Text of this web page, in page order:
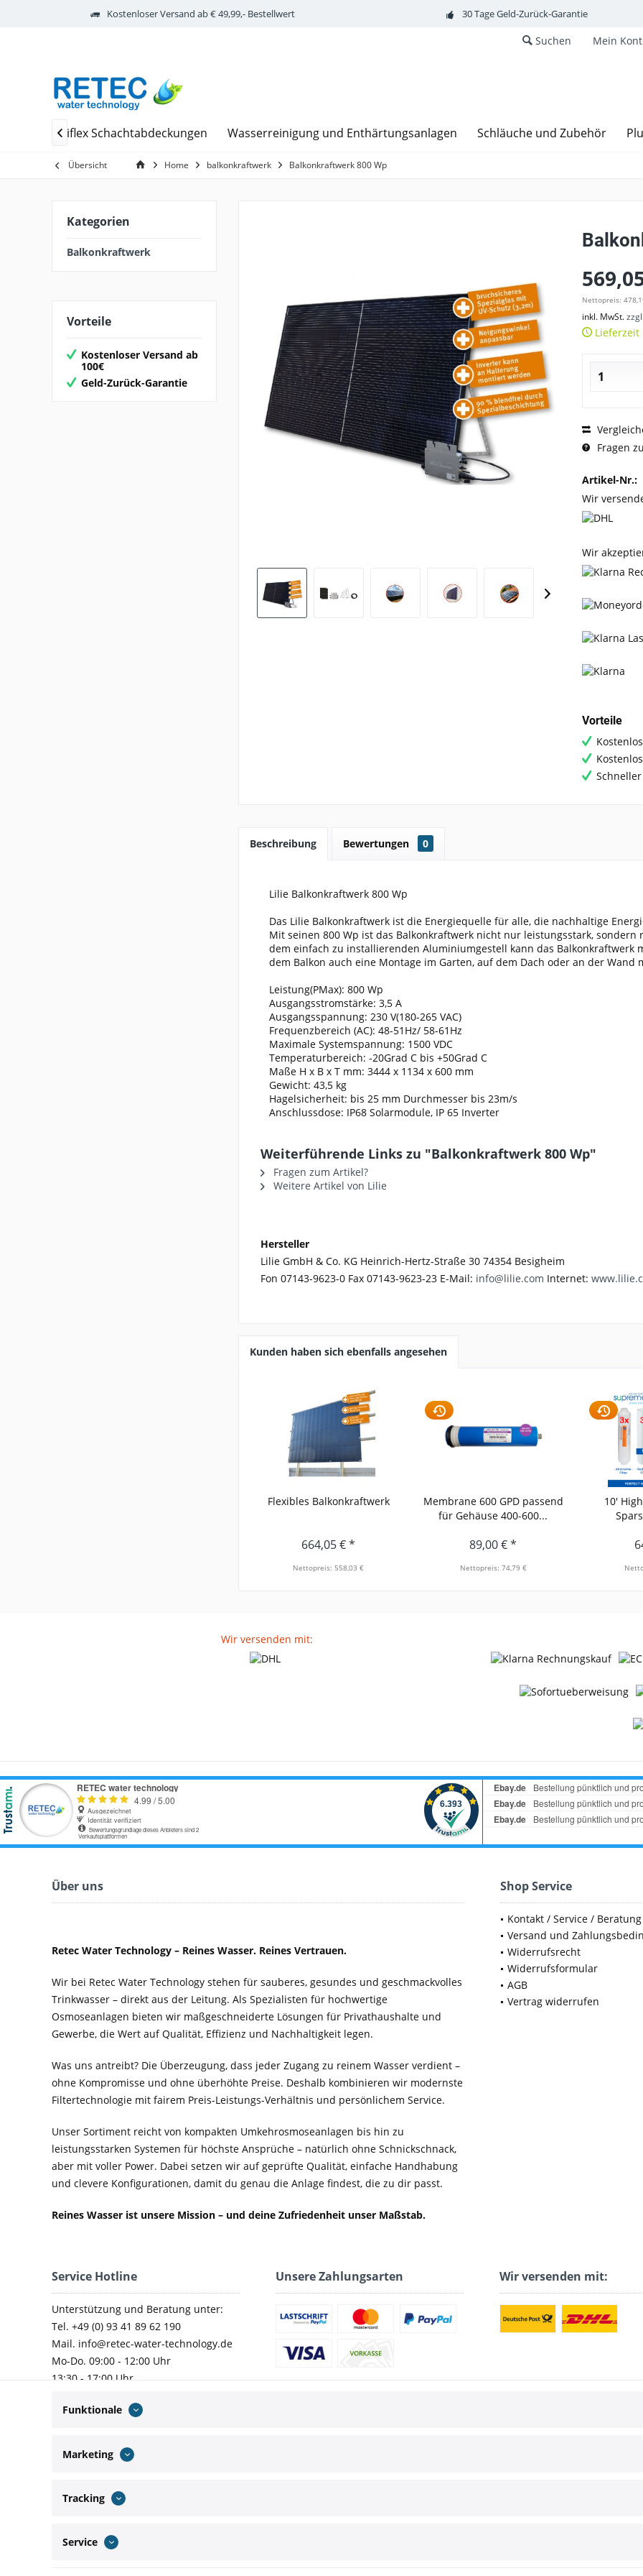
Kostenloser Versand ab € 49,99,- Bestellwert 30 Tage Geld-Zurück-Garantie
Mein
Suchen
Stabiflex Schachtabdeckungen Wasserreinigung und Enthärtungsanlagen Schläuche und Zubehör

Übersicht Home balkonkraftwerk Balkonkraftwerk 800 Wp
Kategorien
Balkonkraftwerk
Vorteile
Kostenloser Versand ab
100€
Geld-Zurück-Garantie
Nettopreis:
inkl. MwSt.
Lieferzeit
Fragen
Artikel-Nr.:
Wir
Wir
Vorteile
Beschreibung Bewertungen 0
Lilie Balkonkraftwerk 800 Wp
Das Lilie Balkonkraftwerk ist die Energiequelle für alle, die nachhaltige
Mit seinen 800 Wp ist das Balkonkraftwerk nicht nur leistungsstark,
dem einfach zu installierenden Aluminiumgestell kann das Balkonkraftwerk
dem Balkon auch eine Montage im Garten, auf dem Dach oder an der Wand
Leistung(PMax): 800 Wp
Ausgangsstromstärke: 3,5 A
Ausgangsspannung: 230 V(180-265 VAC)
Frequenzbereich (AC): 48-51Hz/ 58-61Hz
Maximale Systemspannung: 1500 VDC
Temperaturbereich: -20Grad C bis +50Grad C
Maße H x B x T mm: 3444 x 1134 x 600 mm
Gewicht: 43,5 kg
Hagelsicherheit: bis 25 mm Durchmesser bis 23m/s
Anschlussdose: IP68 Solarmodule, IP 65 Inverter
Weiterführende Links zu "Balkonkraftwerk 800 Wp"
Fragen zum Artikel?
Weitere Artikel von Lilie
Hersteller
Lilie GmbH & Co. KG Heinrich-Hertz-Straße 30 74354 Besigheim
Fon 07143-9623-0 Fax 07143-9623-23 E-Mail: info@lilie.com Internet:
Kunden haben sich ebenfalls angesehen
Flexibles Balkonkraftwerk
664,05 € *
Nettopreis: 558,03 €
Membrane 600 GPD passend
für Gehäuse 400-600...
89,00 € *
Nettopreis: 74,79 €
10'
Wir versenden mit:
Über uns
Retec Water Technology – Reines Wasser. Reines Vertrauen.
Wir bei Retec Water Technology stehen für sauberes, gesundes und geschmackvolles
Trinkwasser – direkt aus der Leitung. Als Spezialisten für hochwertige
Osmoseanlagen bieten wir maßgeschneiderte Lösungen für Privathaushalte und
Gewerbe, die Wert auf Qualität, Effizienz und Nachhaltigkeit legen.
Was uns antreibt? Die Überzeugung, dass jeder Zugang zu reinem Wasser verdient –
ohne Kompromisse und ohne überhöhte Preise. Deshalb kombinieren wir modernste
Filtertechnologie mit fairem Preis-Leistungs-Verhältnis und persönlichem Service.
Unser Sortiment reicht von kompakten Umkehrosmoseanlagen bis hin zu
leistungsstarken Systemen für höchste Ansprüche – natürlich ohne Schnickschnack,
aber mit voller Power. Dabei setzen wir auf geprüfte Qualität, einfache Handhabung
und clevere Konfigurationen, damit du genau die Anlage findest, die zu dir passt.
Reines Wasser ist unsere Mission – und deine Zufriedenheit unser Maßstab.
Shop Service
Kontakt / Service / Beratung
Versand und
Widerrufsrecht
Widerrufsformular
AGB
Vertrag widerrufen
Service Hotline
Unterstützung und Beratung unter:
Tel. +49 (0) 93 41 89 62 190
Mail. info@retec-water-technology.de
Mo-Do. 09:00 - 12:00 Uhr
13:30 - 17:00 Uhr
Unsere Zahlungsarten Wir versenden mit:
Funktionale
Marketing
Tracking
Service